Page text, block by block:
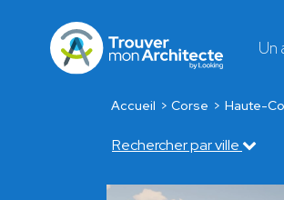
Un
Accueil Corse Haute-
Rechercher par ville